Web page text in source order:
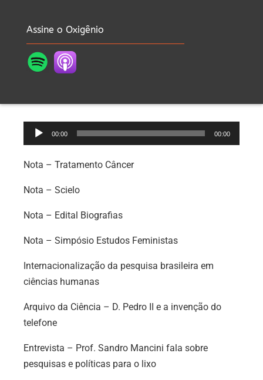
Assine o Oxigênio
Tocador
de
áudio
00:00 00:00
Nota – Tratamento Câncer
Nota – Scielo
Nota – Edital Biografias
Nota – Simpósio Estudos Feministas
Internacionalização da pesquisa brasileira em
ciências humanas
Arquivo da Ciência – D. Pedro II e a invenção do
telefone
Entrevista – Prof. Sandro Mancini fala sobre
pesquisas e políticas para o lixo